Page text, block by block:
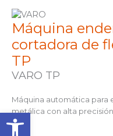
Abrir barra
Máquina
cortadora de
TP
VARO TP
Máquina automática
metálica con alta